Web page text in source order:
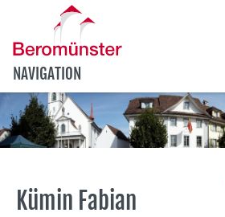
NAVIGATION
Kümin Fabian